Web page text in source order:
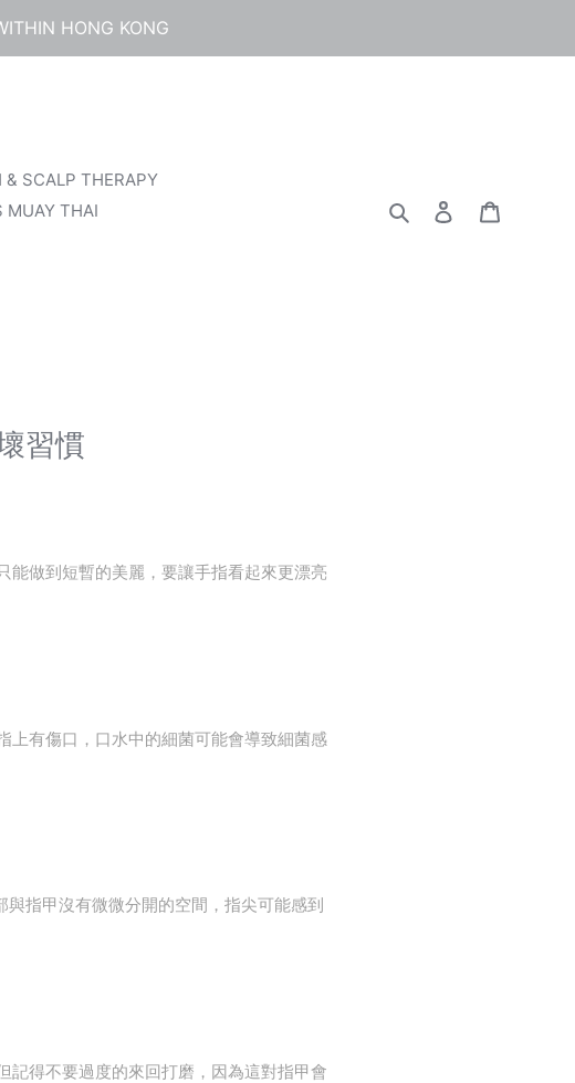
HONG KONG
& SCALP THERAPY
MUAY THAI
검색 로그인
習慣
能做到短暫的美麗，要讓手指看起來更漂亮
上有傷口，口水中的細菌可能會導致細菌感
指甲沒有微微分開的空間，指尖可能感到
記得不要過度的來回打磨，因為這對指甲會